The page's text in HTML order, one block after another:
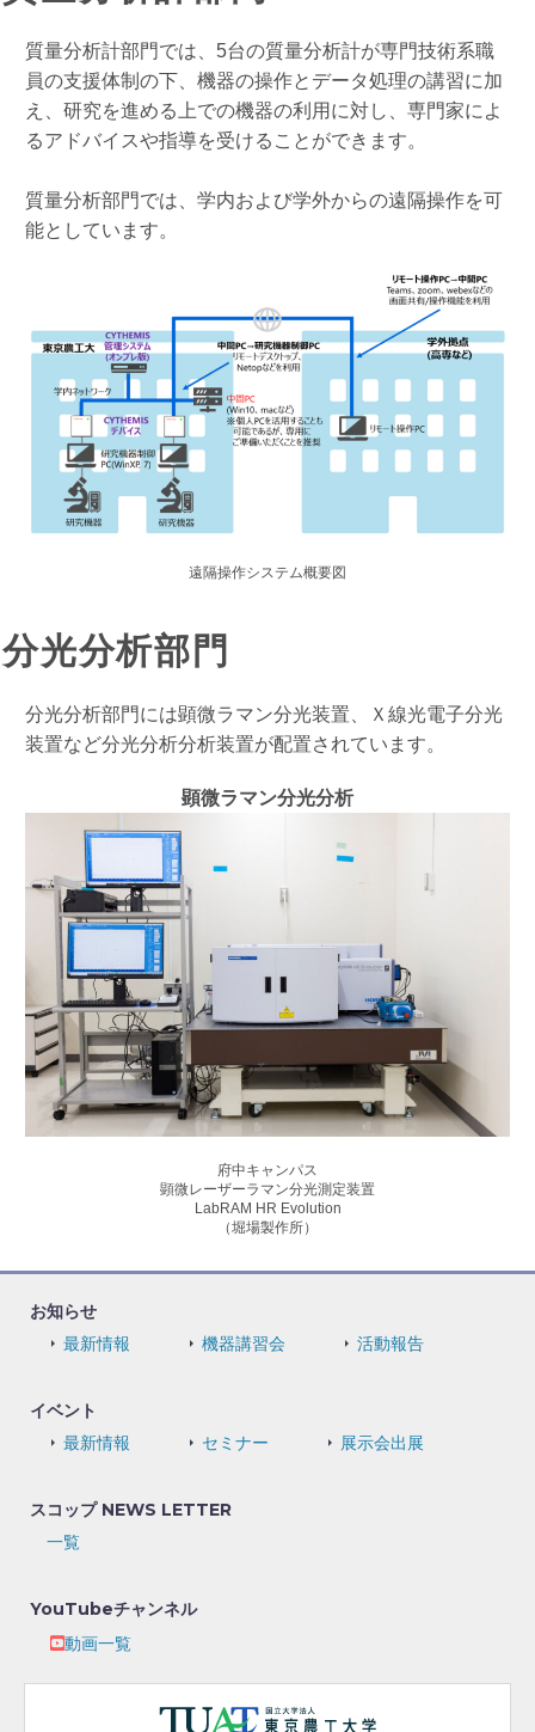
質量分析計部門では、5台の質量分析計が専門技術系職
員の支援体制の下、機器の操作とデータ処理の講習に加
え、研究を進める上での機器の利用に対し、専門家によ
るアドバイスや指導を受けることができます。
質量分析部門では、学内および学外からの遠隔操作を可
能としています。
遠隔操作システム概要図
分光分析部門
分光分析部門には顕微ラマン分光装置、Ｘ線光電子分光
装置など分光分析分析装置が配置されています。
顕微ラマン分光分析
府中キャンパス
顕微レーザーラマン分光測定装置
LabRAM HR Evolution
（堀場製作所）
お知らせ
最新情報 機器講習会 活動報告
イベント
最新情報 セミナー 展示会出展
スコップ NEWS LETTER
一覧
YouTubeチャンネル
動画一覧